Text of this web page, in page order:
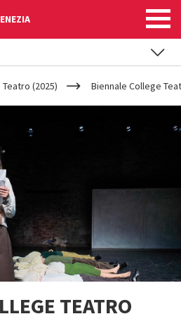
Teatro (2025) Biennale College
TEATRO